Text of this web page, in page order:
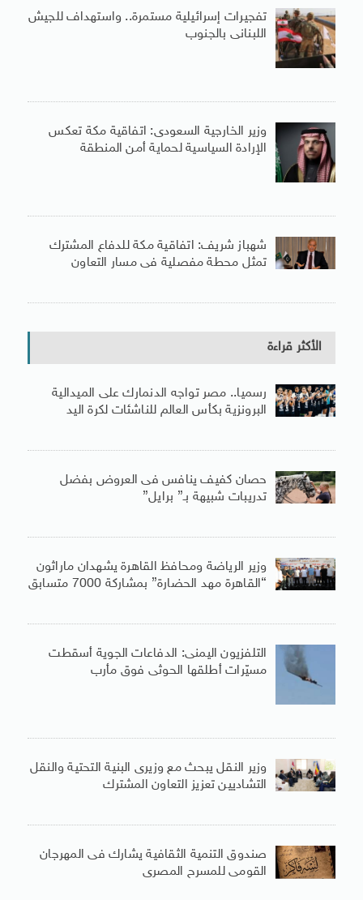
تفجيرات إسرائيلية مستمرة.. واستهداف للجيش
اللبنانى بالجنوب
وزير الخارجية السعودى: اتفاقية مكة تعكس
الإرادة السياسية لحماية أمن المنطقة
شهباز شريف: اتفاقية مكة للدفاع المشترك
تمثل محطة مفصلية فى مسار التعاون
الأكثر قراءة
رسميا.. مصر تواجه الدنمارك على الميدالية
البرونزية بكأس العالم للناشئات لكرة اليد
حصان كفيف ينافس فى العروض بفضل
تدريبات شبيهة بـ” برايل”
وزير الرياضة ومحافظ القاهرة يشهدان ماراثون
“القاهرة مهد الحضارة” بمشاركة 7000 متسابق
التلفزيون اليمنى: الدفاعات الجوية أسقطت
مسيّرات أطلقها الحوثى فوق مأرب
وزير النقل يبحث مع وزيرى البنية التحتية والنقل
التشاديين تعزيز التعاون المشترك
صندوق التنمية الثقافية يشارك فى المهرجان
القومى للمسرح المصرى